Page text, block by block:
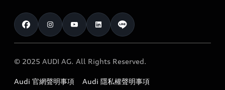
Audi 經銷商服務據點
myAudi TW app
定期保養
保固
召回案件查詢
訂閱電子報
與我聯繫
© 2025 AUDI AG. All Rights Reserved.
Audi 官網聲明事項 Audi 隱私權聲明事項